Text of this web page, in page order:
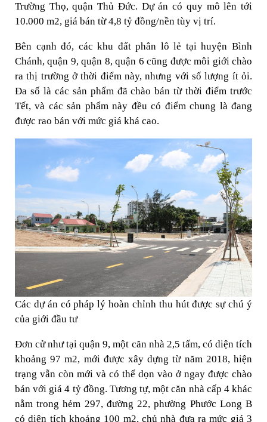
Trường Thọ, quận Thủ Đức. Dự án có quy mô lên tới
10.000 m2, giá bán từ 4,8 tỷ đồng/nền tùy vị trí.
Bên cạnh đó, các khu đất phân lô lẻ tại huyện Bình
Chánh, quận 9, quận 8, quận 6 cũng được môi giới chào
ra thị trường ở thời điểm này, nhưng với số lượng ít ỏi.
Đa số là các sản phẩm đã chào bán từ thời điểm trước
Tết, và các sản phẩm này đều có điểm chung là đang
được rao bán với mức giá khá cao.
Các dự án có pháp lý hoàn chỉnh thu hút được sự chú ý
của giới đầu tư
Đơn cử như tại quận 9, một căn nhà 2,5 tấm, có diện tích
khoảng 97 m2, mới được xây dựng từ năm 2018, hiện
trạng vẫn còn mới và có thể dọn vào ở ngay được chào
bán với giá 4 tỷ đồng. Tương tự, một căn nhà cấp 4 khác
nằm trong hẻm 297, đường 22, phường Phước Long B
có diện tích khoảng 100 m2, chủ nhà đưa ra mức giá 3